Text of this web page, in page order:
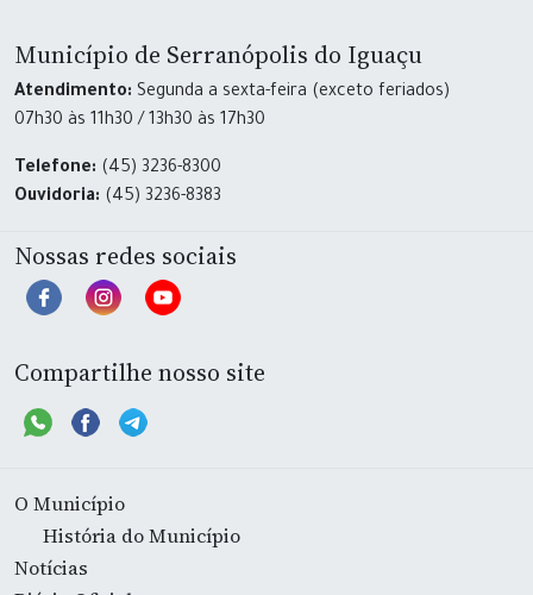
Município de Serranópolis do Iguaçu
Atendimento: Segunda a sexta-feira (exceto feriados)
07h30 às 11h30 / 13h30 às 17h30
Telefone: (45) 3236-8300
Ouvidoria: (45) 3236-8383
Nossas redes sociais
Compartilhe nosso site
O Município
História do Município
Notícias